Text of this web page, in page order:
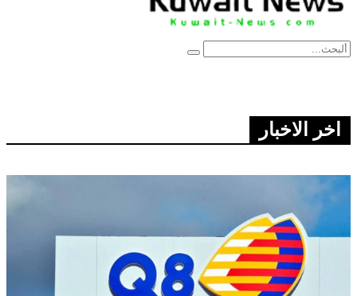
News Elementor
اخر الاخبار